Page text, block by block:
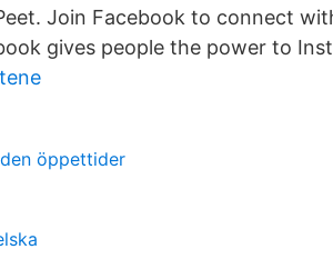
Join Facebook to connect
gives people the power to
öppettider